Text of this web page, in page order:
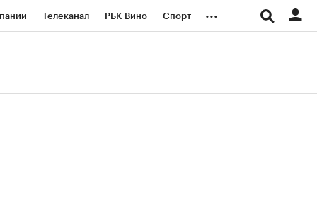
Телеканал РБК Вино Спорт ...